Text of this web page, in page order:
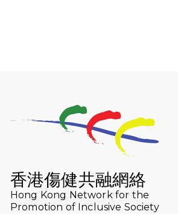
2026-07-23
猛龍長跑隊恆常練
（19:00開始）
猛龍長跑隊恆常練習
2026-07-10
【猛龍戈壁118公里
融網絡15周年晚宴】
香港傷健共融網絡
Hong Kong Network for the
Promotion of Inclusive Society